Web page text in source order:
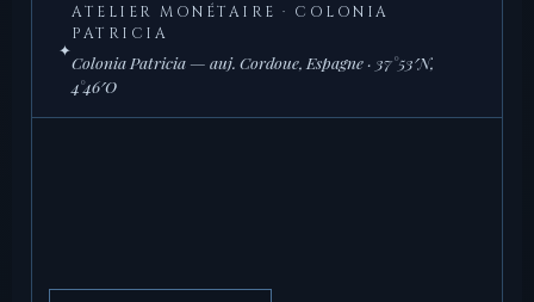
✦
ATELIER MONÉTAIRE · COLONIA
PATRICIA
Colonia Patricia — auj. Cordoue, Espagne · 37°53′N,
4°46′O